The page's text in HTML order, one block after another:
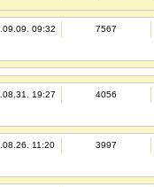
7567
09:32
4056
19:27
3997
11:20